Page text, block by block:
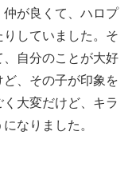
が良くて、ハロプ
していました。そ
自分のことが大好
、その子が印象を
大変だけど、キラ
なりました。